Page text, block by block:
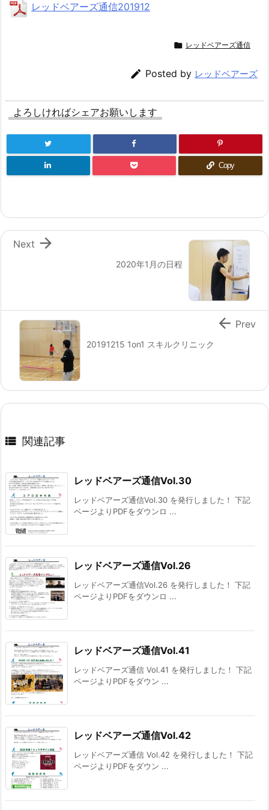
レッドベアーズ通信201912
 レッドベアーズ通信
 Posted by レッドベアーズ
よろしければシェアお願いします
Copy
2020年1月の日程

Next
20191215 1on1 スキルクリニック
 Prev
 関連記事
レッドベアーズ通信Vol.30
レッドベアーズ通信Vol.30 を発行しました！ 下記
ページよりPDFをダウンロ ...
レッドベアーズ通信Vol.26
レッドベアーズ通信Vol.26 を発行しました！ 下記
ページよりPDFをダウンロ ...
レッドベアーズ通信Vol.41
レッドベアーズ通信 Vol.41 を発行しました！ 下記
ページよりPDFをダウン ...
レッドベアーズ通信Vol.42
レッドベアーズ通信 Vol.42 を発行しました！ 下記
ページよりPDFをダウン ...